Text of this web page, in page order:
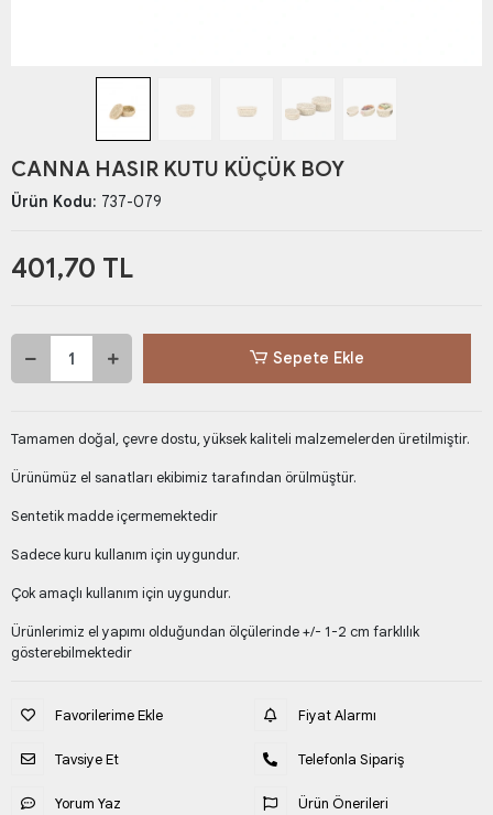
CANNA HASIR KUTU KÜÇÜK BOY
Ürün Kodu: 737-079
401,70 TL
Sepete Ekle
Tamamen doğal, çevre dostu, yüksek kaliteli malzemelerden üretilmiştir.
Ürünümüz el sanatları ekibimiz tarafından örülmüştür.
Sentetik madde içermemektedir
Sadece kuru kullanım için uygundur.
Çok amaçlı kullanım için uygundur.
Ürünlerimiz el yapımı olduğundan ölçülerinde +/- 1-2 cm farklılık
gösterebilmektedir
Favorilerime Ekle
Tavsiye Et
Yorum Yaz
Fiyat Alarmı
Telefonla Sipariş
Ürün Önerileri